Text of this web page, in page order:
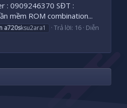
: 0909246370 SĐT :
mềm ROM combination...
a720sksu2ara1 Trả lời: 16 Diễn